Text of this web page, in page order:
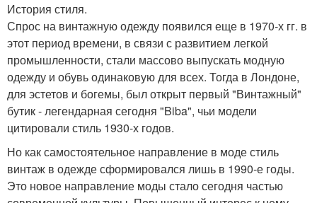
История стиля.
Спрос на винтажную одежду появился еще в 1970-х гг. в
этот период времени, в связи с развитием легкой
промышленности, стали массово выпускать модную
одежду и обувь одинаковую для всех. Тогда в Лондоне,
для эстетов и богемы, был открыт первый "Винтажный"
бутик - легендарная сегодня "Biba", чьи модели
цитировали стиль 1930-х годов.
Но как самостоятельное направление в моде стиль
винтаж в одежде сформировался лишь в 1990-е годы.
Это новое направление моды стало сегодня частью